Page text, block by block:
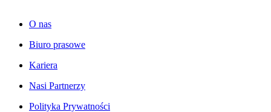
O nas
Biuro prasowe
Kariera
Nasi Partnerzy
Polityka Prywatności